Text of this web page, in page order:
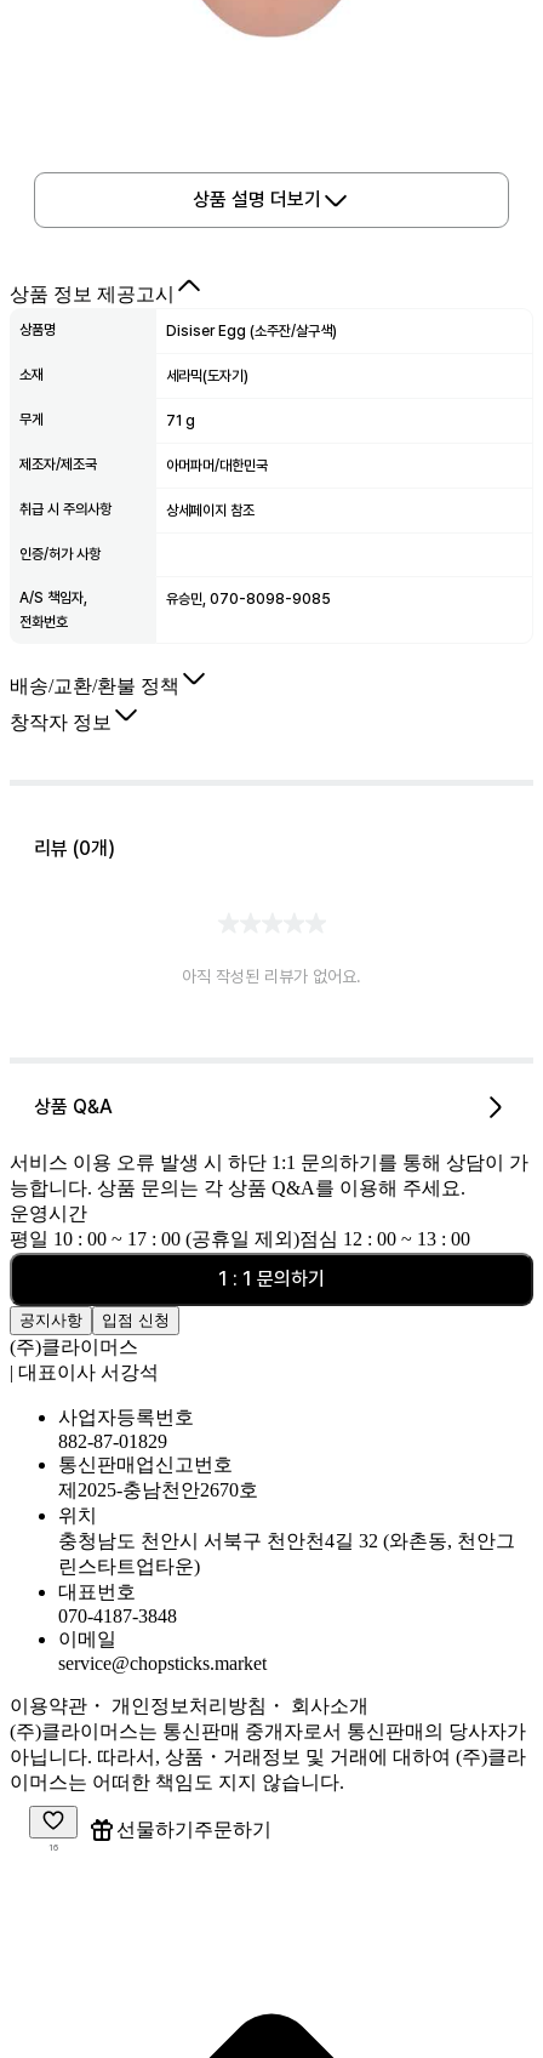
상품 설명 더보기
상품 정보 제공고시
상품명 Disiser Egg (소주잔/살구색)
소재 세라믹(도자기)
무게 71 g
제조자/제조국 아머파머/대한민국
취급 시 주의사항 상세페이지 참조
인증/허가 사항
A/S 책임자,
전화번호
유승민, 070-8098-9085
배송/교환/환불 정책
창작자 정보
리뷰 (0개)
아직 작성된 리뷰가 없어요.
상품 Q&A
서비스 이용 오류 발생 시 하단 1:1 문의하기를 통해 상담이 가
능합니다. 상품 문의는 각 상품 Q&A를 이용해 주세요.
운영시간
평일 10 : 00 ~ 17 : 00 (공휴일 제외)점심 12 : 00 ~ 13 : 00
1 : 1 문의하기
공지사항 입점 신청
(주)클라이머스
| 대표이사 서강석
사업자등록번호
882-87-01829
통신판매업신고번호
제2025-충남천안2670호
위치
충청남도 천안시 서북구 천안천4길 32 (와촌동, 천안그
린스타트업타운)
대표번호
070-4187-3848
이메일
service@chopsticks.market
이용약관 ・ 개인정보처리방침 ・ 회사소개
(주)클라이머스는 통신판매 중개자로서 통신판매의 당사자가
아닙니다. 따라서, 상품・거래정보 및 거래에 대하여 (주)클라
이머스는 어떠한 책임도 지지 않습니다.
16
선물하기 주문하기